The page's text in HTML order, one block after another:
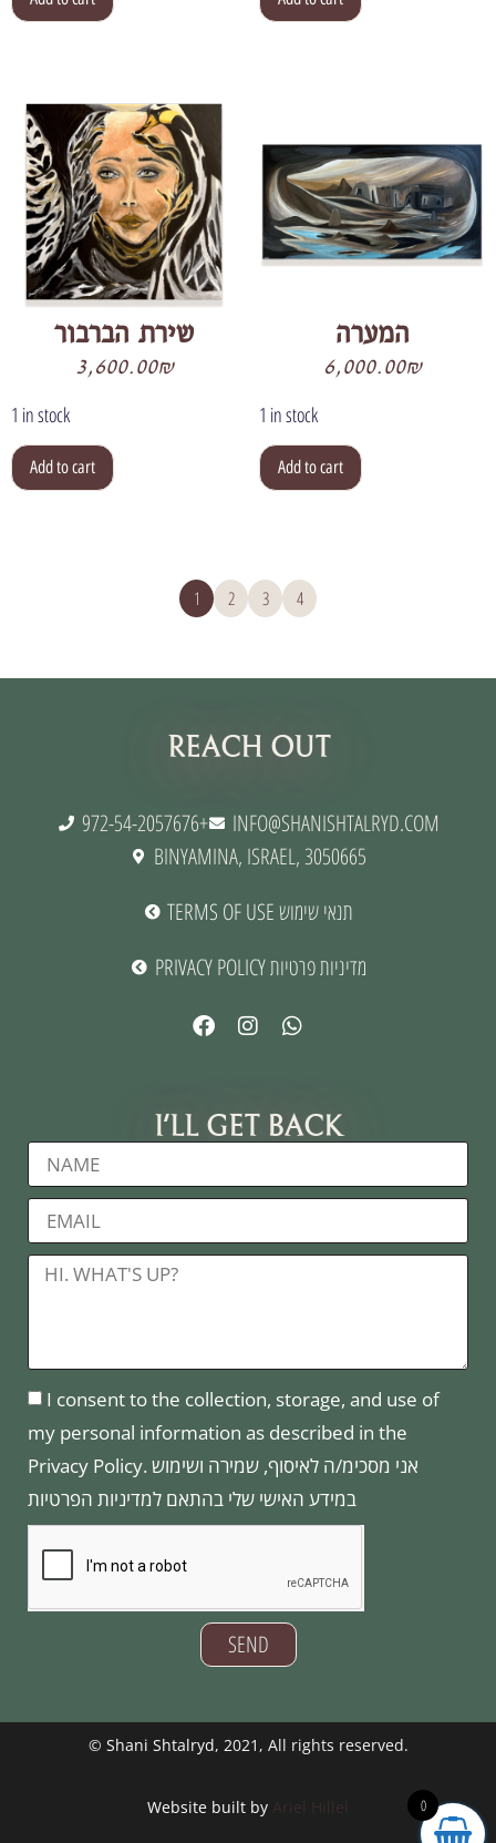
שירת הברבור
3,600.00₪
1 in stock
Add to cart
המערה
6,000.00₪
1 in stock
Add to cart
1 2 3 4
REACH OUT
972-54-2057676+
INFO@SHANISHTALRYD.COM
BINYAMINA, ISRAEL, 3050665
TERMS OF USE תנאי שימוש
PRIVACY POLICY מדיניות פרטיות
I'LL GET BACK
I consent to the collection, storage, and use of
my personal information as described in the
Privacy Policy. אני מסכימ/ה לאיסוף, שמירה ושימוש
במידע האישי שלי בהתאם למדיניות הפרטיות
SEND
© Shani Shtalryd, 2021, All rights reserved.
Website built by Ariel Hillel 0